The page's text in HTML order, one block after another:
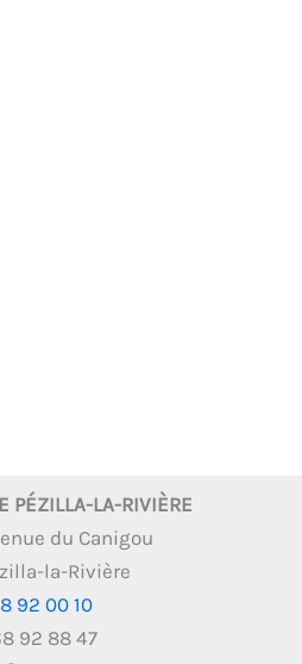
PÉZILLA-LA-RIVIÈRE
du Canigou
la-Rivière
92 00 10
92 88 47